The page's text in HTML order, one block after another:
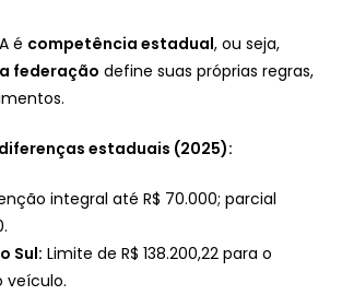
é competência estadual, ou seja,
federação define suas próprias regras,
estaduais (2025):
integral até R$ 70.000; parcial
Sul: Limite de R$ 138.200,22 para o
veículo.